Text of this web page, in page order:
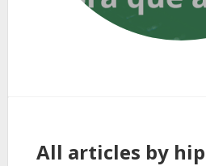
All articles by